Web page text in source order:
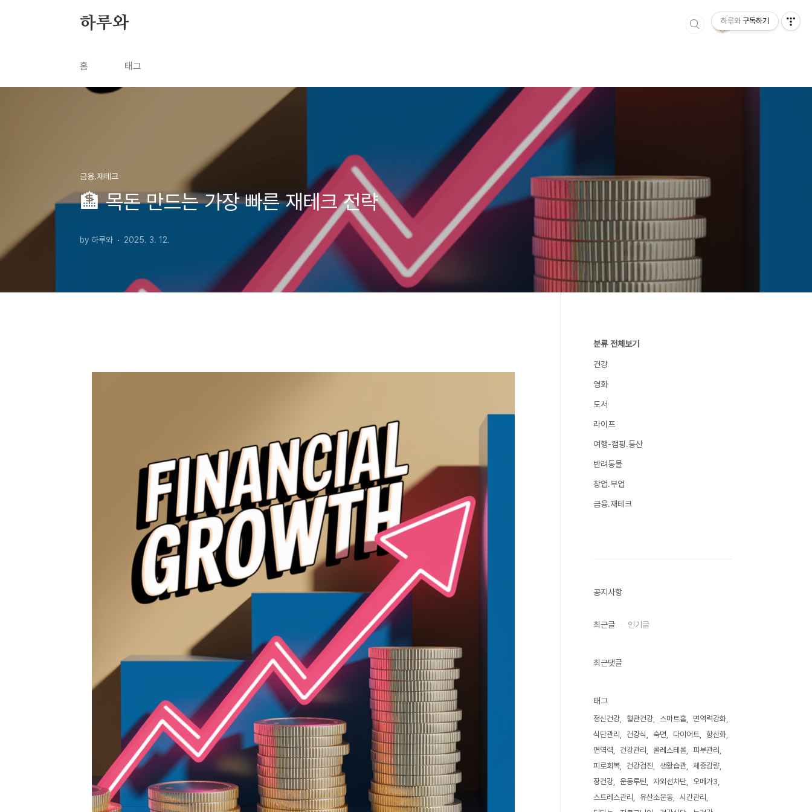
하루와
홈 태그
금융.재테크
🏦 목돈 만드는 가장 빠른 재테크 전략
by 하루와 2025. 3. 12.
분류 전체보기
건강
영화
도서
라이프
여행-캠핑.등산
반려동물
창업.부업
금융.재테크
공지사항
최근글 인기글
최근댓글
태그
정신건강 혈관건강 스마트홈
면역력강화
식단관리
건강식 숙면 다이어트
항산화
면역력
건강관리 콜레스테롤
피부관리
피로회복
건강검진 생활습관
체중감량
장건강
운동루틴 자외선차단
오메가3
스트레스관리
유산소운동
시간관리
하루와 구독하기